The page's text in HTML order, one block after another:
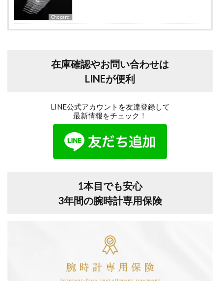
Chopard
在庫確認やお問い合わせは
LINEが便利
LINE公式アカウントを友達登録して
最新情報をチェック！
1本目でも安心
3年間の腕時計専用保険